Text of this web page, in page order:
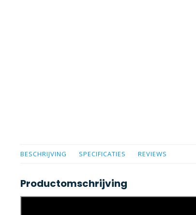
BESCHRIJVING SPECIFICATIES REVIEWS
Productomschrijving